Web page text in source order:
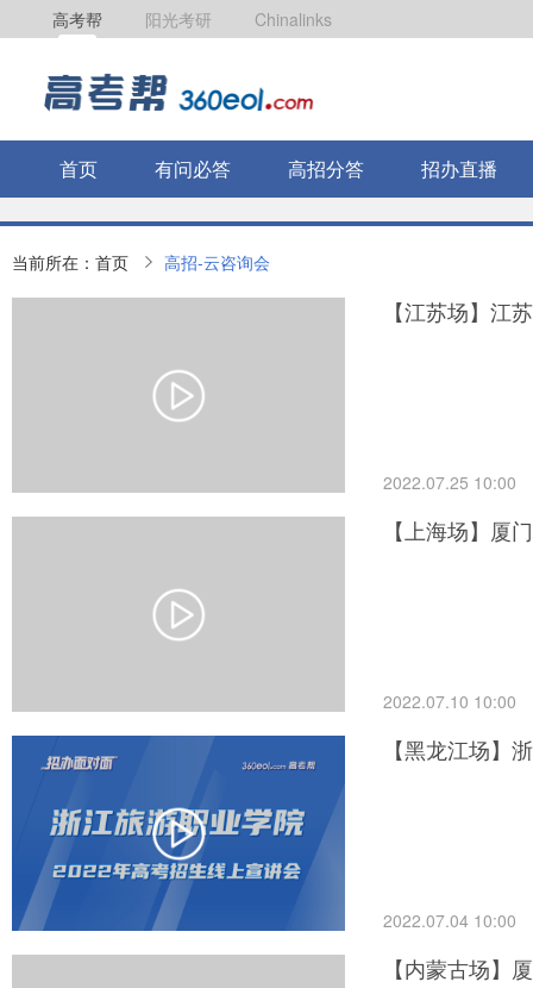
高考帮 阳光考研 Chinalinks
首页 有问必答 高招分答 招办直播
当前所在： 首页 高招-云咨询会
【江苏场】江
2022.07.25 10:00
【上海场】厦
2022.07.10 10:00
【黑龙江场】
2022.07.04 10:00
【内蒙古场】